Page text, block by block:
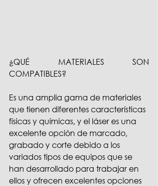
¿QUÉ MATERIALES SON
COMPATIBLES?
Es una amplia gama de materiales
que tienen diferentes características
físicas y químicas, y el láser es una
excelente opción de marcado,
grabado y corte debido a los
variados tipos de equipos que se
han desarrollado para trabajar en
ellos y ofrecen excelentes opciones